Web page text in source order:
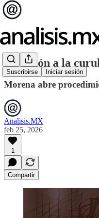
Suscribirse Iniciar sesión
¡Traición a la
Morena abre
Analisis.MX
feb 25, 2026
1
Compartir